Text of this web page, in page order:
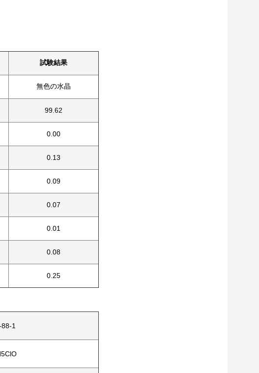
試験結果
無色の水晶
99.62
0.00
0.13
0.09
0.07
0.01
0.08
0.25
1